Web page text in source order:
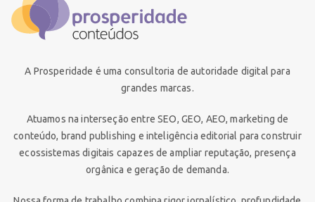
A Prosperidade é uma consultoria de autoridade digital para
grandes marcas.
Atuamos na interseção entre SEO, GEO, AEO, marketing de
conteúdo, brand publishing e inteligência editorial para construir
ecossistemas digitais capazes de ampliar reputação, presença
orgânica e geração de demanda.